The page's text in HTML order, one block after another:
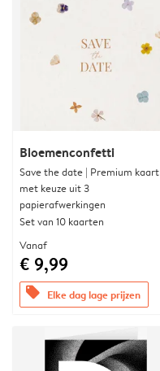
Bloemenconfetti
Save the date | Premium kaart
met keuze uit 3
papierafwerkingen
Set van 10 kaarten
Vanaf
€ 9,99
offers Elke dag lage prijzen